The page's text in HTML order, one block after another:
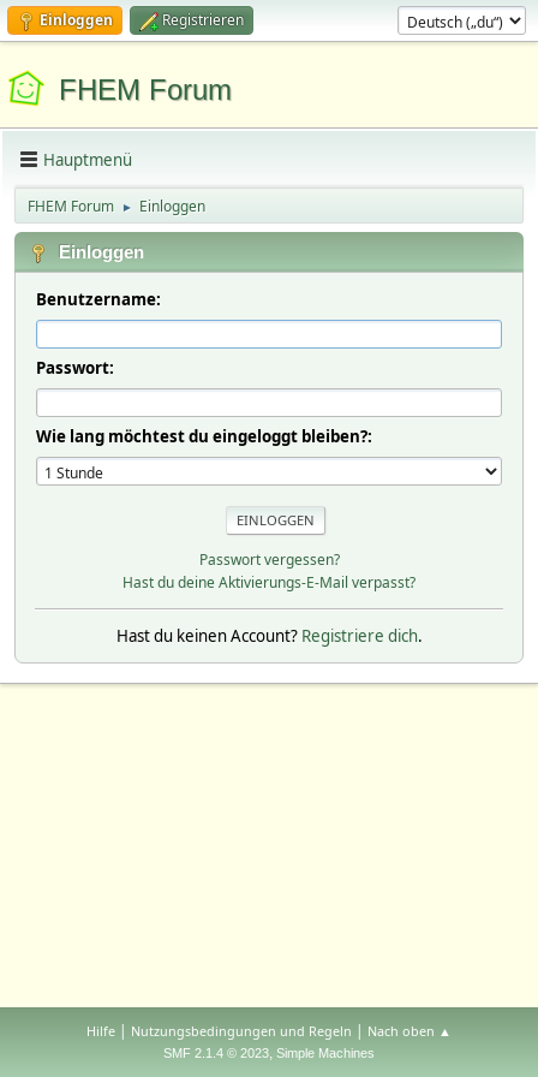
Einloggen Registrieren
FHEM Forum
Hauptmenü
FHEM Forum ► Einloggen
Einloggen
Benutzername:
Passwort:
Wie lang möchtest du eingeloggt bleiben?:
Passwort vergessen?
Hast du deine Aktivierungs-E-Mail verpasst?
Hast du keinen Account? Registriere dich.
Hilfe | Nutzungsbedingungen und Regeln | Nach oben ▲
SMF 2.1.4 © 2023, Simple Machines